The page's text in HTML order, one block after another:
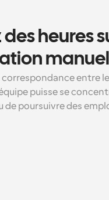
heures
entre
puisse se
de poursuivre des